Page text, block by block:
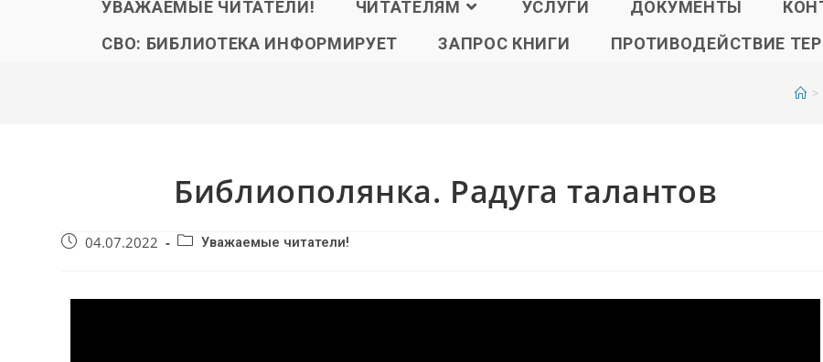
УВАЖАЕМЫЕ ЧИТАТЕЛИ! ЧИТАТЕЛЯМ УСЛУГИ ДОКУМЕНТЫ
СВО: БИБЛИОТЕКА ИНФОРМИРУЕТ
ЗАПРОС КНИГИ ПРОТИВОДЕЙСТВИЕ
>
Библиополянка. Радуга талантов
04.07.2022 Уважаемые читатели!